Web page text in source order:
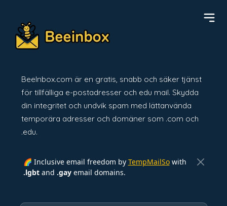
BeeInbox.com är en gratis, snabb och säker tjänst
för tillfälliga e-postadresser och edu mail. Skydda
din integritet och undvik spam med lättanvända
temporära adresser och domäner som .com och
.edu.
🌈 Inclusive email freedom by TempMailSowith
.lgbtand .gayemail domains.